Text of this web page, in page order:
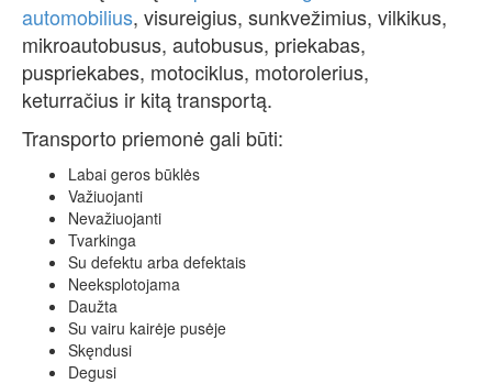
automobilius, visureigius, sunkvežimius, vilkikus,
mikroautobusus, autobusus, priekabas,
puspriekabes, motociklus, motorolerius,
keturračius ir kitą transportą.
Transporto priemonė gali būti:
Labai geros būklės
Važiuojanti
Nevažiuojanti
Tvarkinga
Su defektu arba defektais
Neeksplotojama
Daužta
Su vairu kairėje pusėje
Skęndusi
Degusi